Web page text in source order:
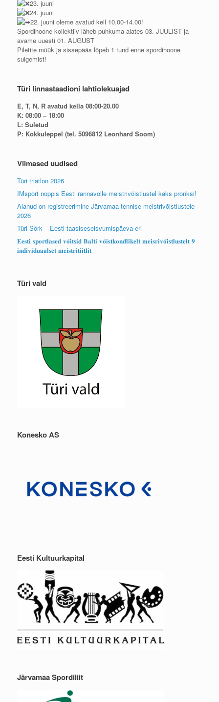
23. juuni
24. juuni
22. juuni oleme avatud kell 10.00-14.00!
Spordihoone kollektiiv läheb puhkuma alates 03. JUULIST ja
avame uuesti 01. AUGUST
Piletite müük ja sissepääs lõpeb 1 tund enne spordihoone
sulgemist!
Türi linnastaadioni lahtiolekuajad
E, T, N, R avatud kella 08:00-20.00
K: 08:00 – 18:00
L: Suletud
P: Kokkuleppel (tel. 5096812 Leonhard Soom)
Viimased uudised
Türi triatlon 2026
IMsport noppis Eesti rannavolle meistrivõistlustel kaks pronksi!
Alanud on registreerimine Järvamaa tennise meistrivõistlustele
2026
Türi Sörk – Eesti taasiseseisvumispäeva eri
𝐄𝐞𝐬𝐭𝐢 𝐬𝐩𝐨𝐫𝐭𝐥𝐚𝐬𝐞𝐝 𝐯𝐨̃𝐢𝐭𝐬𝐢𝐝 𝐁𝐚𝐥𝐭𝐢 𝐯𝐨̃𝐢𝐬𝐭𝐤𝐨𝐧𝐝𝐥𝐢𝐤𝐞𝐥𝐭 𝐦𝐞𝐢𝐬𝐫𝐢𝐯𝐨̃𝐢𝐬𝐭𝐥𝐮𝐬𝐭𝐞𝐥𝐭 𝟗
𝐢𝐧𝐝𝐢𝐯𝐢𝐝𝐮𝐚𝐚𝐥𝐬𝐞𝐭 𝐦𝐞𝐢𝐬𝐭𝐫𝐢𝐭𝐢𝐢𝐭𝐥𝐢𝐭
Türi vald
Konesko AS
Eesti Kultuurkapital
Järvamaa Spordiliit